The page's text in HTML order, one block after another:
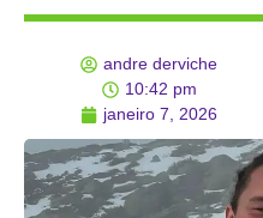
andre derviche
10:42 pm
janeiro 7, 2026